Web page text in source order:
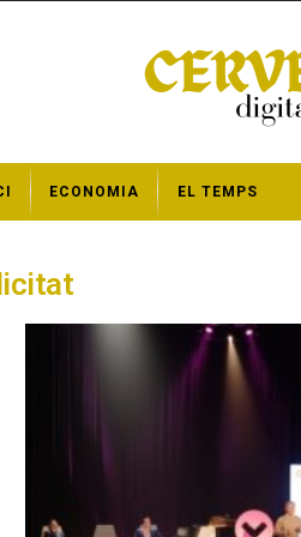
ECONOMIA EL TEMPS